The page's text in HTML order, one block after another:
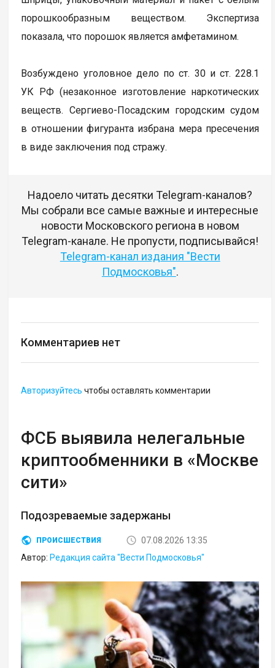
порошкообразным веществом. Экспертиза
показала, что порошок является амфетамином.
Возбуждено уголовное дело по ст. 30 и ст. 228.1
УК РФ (незаконное изготовление наркотических
веществ. Сергиево-Посадским городским судом
в отношении фигуранта избрана мера пресечения
в виде заключения под стражу.
Надоело читать десятки Telegram-каналов?
Мы собрали все самые важные и интересные
новости Московского региона в новом
Telegram-канале. Не пропусти, подписывайся!
Telegram-канал издания "Вести
Подмосковья".
Комментариев нет
Авторизуйтесь чтобы оставлять комментарии
ФСБ выявила нелегальные
криптообменники в «Москве
сити»
Подозреваемые задержаны
ПРОИСШЕСТВИЯ
07.08.2026 13:35
Автор: Редакция сайта "Вести Подмосковья"